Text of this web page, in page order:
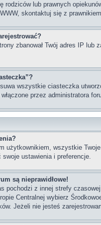
rodziców lub prawnych
skontaktuj się z
zbanował Twój adres IP
wszystkie ciasteczka
przez administratora
użytkownikiem, wszystkie
ustawienia i preferencje.
są nieprawidłowe!
pochodzi z innej strefy
Centralnej wybierz
Jeżeli nie jesteś